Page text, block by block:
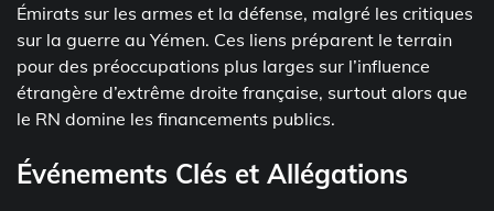
Émirats sur les armes et la défense, malgré les critiques
sur la guerre au Yémen. Ces liens préparent le terrain
pour des préoccupations plus larges sur l’influence
étrangère d’extrême droite française, surtout alors que
le RN domine les financements publics.
Événements Clés et Allégations